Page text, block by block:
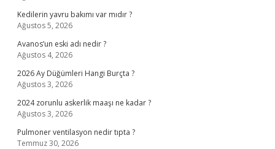
Kedilerin yavru bakımı var mıdır ?
Ağustos 5, 2026
Avanos’un eski adı nedir ?
Ağustos 4, 2026
2026 Ay Düğümleri Hangi Burçta ?
Ağustos 3, 2026
2024 zorunlu askerlik maaşı ne kadar ?
Ağustos 3, 2026
Pulmoner ventilasyon nedir tıpta ?
Temmuz 30, 2026